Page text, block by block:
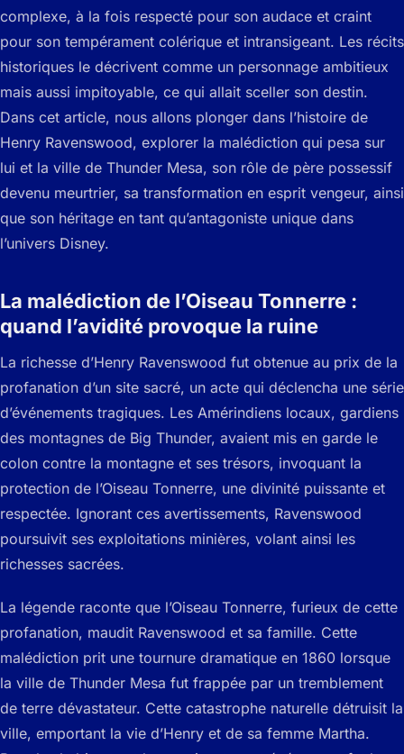
complexe, à la fois respecté pour son audace et craint
pour son tempérament colérique et intransigeant. Les récits
historiques le décrivent comme un personnage ambitieux
mais aussi impitoyable, ce qui allait sceller son destin.
Dans cet article, nous allons plonger dans l’histoire de
Henry Ravenswood, explorer la malédiction qui pesa sur
lui et la ville de Thunder Mesa, son rôle de père possessif
devenu meurtrier, sa transformation en esprit vengeur, ainsi
que son héritage en tant qu’antagoniste unique dans
l’univers Disney.
La malédiction de l’Oiseau Tonnerre :
quand l’avidité provoque la ruine
La richesse d’Henry Ravenswood fut obtenue au prix de la
profanation d’un site sacré, un acte qui déclencha une série
d’événements tragiques. Les Amérindiens locaux, gardiens
des montagnes de Big Thunder, avaient mis en garde le
colon contre la montagne et ses trésors, invoquant la
protection de l’Oiseau Tonnerre, une divinité puissante et
respectée. Ignorant ces avertissements, Ravenswood
poursuivit ses exploitations minières, volant ainsi les
richesses sacrées.
La légende raconte que l’Oiseau Tonnerre, furieux de cette
profanation, maudit Ravenswood et sa famille. Cette
malédiction prit une tournure dramatique en 1860 lorsque
la ville de Thunder Mesa fut frappée par un tremblement
de terre dévastateur. Cette catastrophe naturelle détruisit la
ville, emportant la vie d’Henry et de sa femme Martha.